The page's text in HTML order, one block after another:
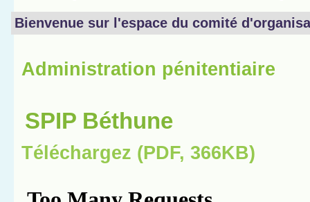
Bienvenue sur l'espace du comité
Administration pénitentiaire
SPIP Béthune
Téléchargez (PDF, 366KB)